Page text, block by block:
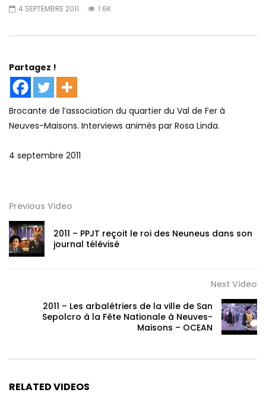
4 SEPTEMBRE 2011 1.6K
Partagez !
Brocante de l’association du quartier du Val de Fer à
Neuves-Maisons. Interviews animés par Rosa Linda.
4 septembre 2011
Previous Video
2011 – PPJT reçoit le roi des Neuneus dans son
journal télévisé
Next Video
2011 – Les arbalétriers de la ville de San
Sepolcro à la Fête Nationale à Neuves-
Maisons – OCEAN
RELATED VIDEOS